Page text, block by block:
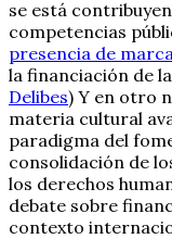
se está
competencias
presencia de
la financiación de
Delibes) Y en otro
materia cultural
paradigma del
consolidación de
los derechos
debate sobre
contexto